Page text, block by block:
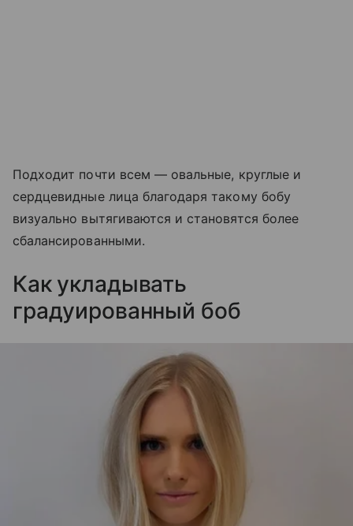
Подходит почти всем — овальные, круглые и
сердцевидные лица благодаря такому бобу
визуально вытягиваются и становятся более
сбалансированными.
Как укладывать
градуированный боб